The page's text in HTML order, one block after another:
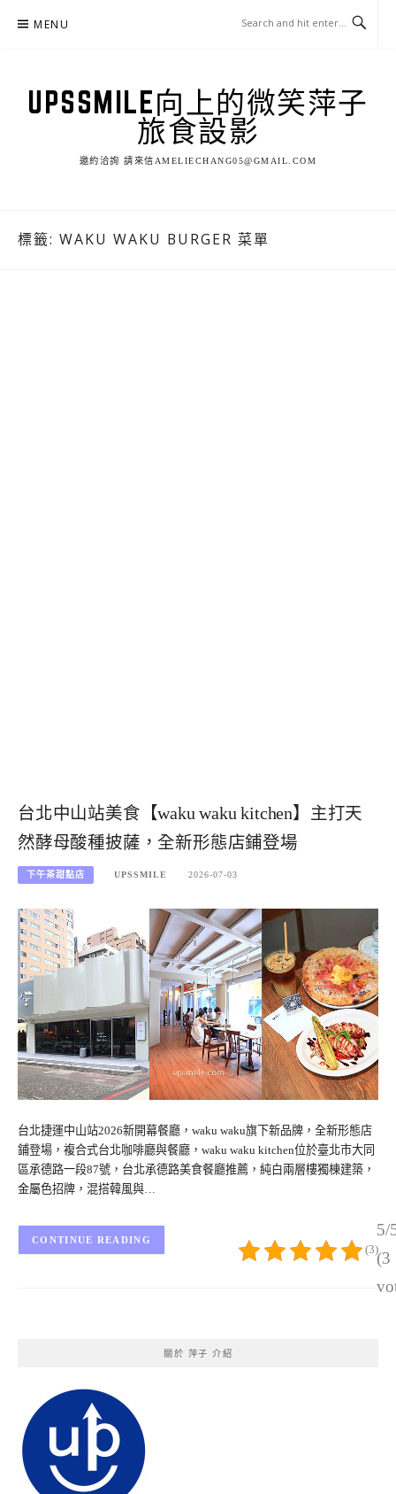
MENU
UPSSMILE向上的微笑萍子
旅食設影
邀約洽詢 請來信AMELIECHANG05@GMAIL.COM
標籤: WAKU WAKU BURGER 菜單
台北中山站美食【waku waku kitchen】主打天
然酵母酸種披薩，全新形態店鋪登場
下午茶甜點店 UPSSMILE 2026-07-03
台北捷運中山站2026新開幕餐廳，waku waku旗下新品牌，全新形態店
鋪登場，複合式台北咖啡廳與餐廳，waku waku kitchen位於臺北市大同
區承德路一段87號，台北承德路美食餐廳推薦，純白兩層樓獨棟建築，
金屬色招牌，混搭韓風與…
5/
(3
(3)
CONTINUE READING
關於 萍子 介紹